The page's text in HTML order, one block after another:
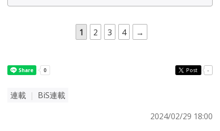
1 2 3 4 →
Post -
連載
BiS連載
2024/02/29 18:00